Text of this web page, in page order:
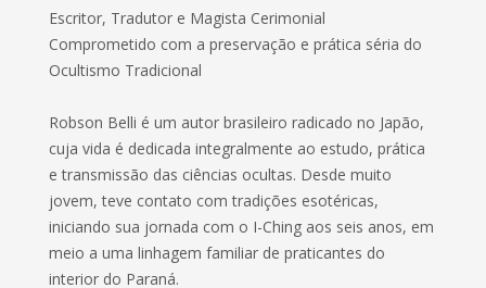
Escritor, Tradutor e Magista Cerimonial
Comprometido com a preservação e prática séria do
Ocultismo Tradicional
Robson Belli é um autor brasileiro radicado no Japão,
cuja vida é dedicada integralmente ao estudo, prática
e transmissão das ciências ocultas. Desde muito
jovem, teve contato com tradições esotéricas,
iniciando sua jornada com o I-Ching aos seis anos, em
meio a uma linhagem familiar de praticantes do
interior do Paraná.